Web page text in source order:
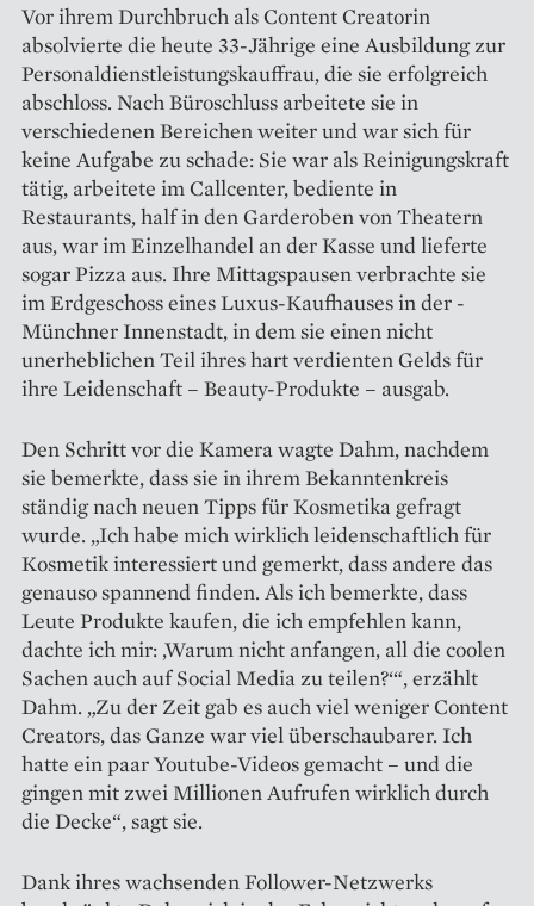
Vor ihrem Durchbruch als Content Creatorin
absolvierte die heute 33-Jährige eine Ausbildung zur
Personaldienstleistungskauffrau, die sie erfolgreich
abschloss. Nach Büroschluss arbeitete sie in
verschiedenen Bereichen weiter und war sich für
keine Aufgabe zu schade: Sie war als Reinigungskraft
tätig, arbeitete im Callcenter, bediente in
Restaurants, half in den Garderoben von Theatern
aus, war im Einzelhandel an der Kasse und lieferte
sogar Pizza aus. Ihre Mittagspausen verbrachte sie
im Erdgeschoss eines Luxus-Kaufhauses in der ­
Münchner Innenstadt, in dem sie einen nicht
unerheblichen Teil ihres hart verdienten Gelds für
ihre Leidenschaft – Beauty-­Produkte – ausgab.
Den Schritt vor die Kamera wagte Dahm, nachdem
sie bemerkte, dass sie in ihrem Bekanntenkreis
ständig nach neuen Tipps für Kosmetika gefragt
wurde. „Ich habe mich wirklich leidenschaftlich für
Kosmetik interessiert und gemerkt, dass andere das
genauso spannend finden. Als ich bemerkte, dass
Leute Produkte kaufen, die ich empfehlen kann,
dachte ich mir: ‚Warum nicht anfangen, all die coolen
Sachen auch auf Social Media zu teilen?‘“, erzählt
Dahm. „Zu der Zeit gab es auch viel weniger Content
Creators, das Ganze war viel überschaubarer. Ich
hatte ein paar Youtube-Videos gemacht – und die
gingen mit zwei Millionen Aufrufen wirklich durch
die Decke“, sagt sie.
Dank ihres wachsenden Follower-Netzwerks